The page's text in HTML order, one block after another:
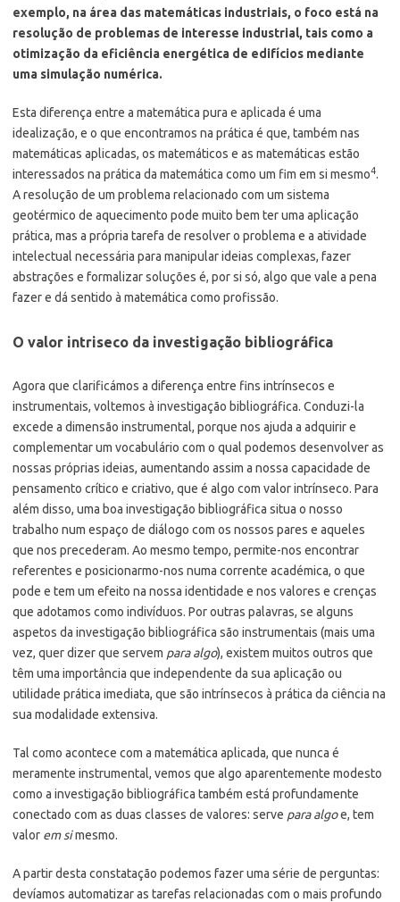
exemplo, na área das matemáticas industriais, o foco está na
resolução de problemas de interesse industrial, tais como a
otimização da eficiência energética de edifícios mediante
uma simulação numérica.
Esta diferença entre a matemática pura e aplicada é uma
idealização, e o que encontramos na prática é que, também nas
matemáticas aplicadas, os matemáticos e as matemáticas estão
interessados na prática da matemática como um fim em si mesmo4.
A resolução de um problema relacionado com um sistema
geotérmico de aquecimento pode muito bem ter uma aplicação
prática, mas a própria tarefa de resolver o problema e a atividade
intelectual necessária para manipular ideias complexas, fazer
abstrações e formalizar soluções é, por si só, algo que vale a pena
fazer e dá sentido à matemática como profissão.
O valor intriseco da investigação bibliográfica
Agora que clarificámos a diferença entre fins intrínsecos e
instrumentais, voltemos à investigação bibliográfica. Conduzi-la
excede a dimensão instrumental, porque nos ajuda a adquirir e
complementar um vocabulário com o qual podemos desenvolver as
nossas próprias ideias, aumentando assim a nossa capacidade de
pensamento crítico e criativo, que é algo com valor intrínseco. Para
além disso, uma boa investigação bibliográfica situa o nosso
trabalho num espaço de diálogo com os nossos pares e aqueles
que nos precederam. Ao mesmo tempo, permite-nos encontrar
referentes e posicionarmo-nos numa corrente académica, o que
pode e tem um efeito na nossa identidade e nos valores e crenças
que adotamos como indivíduos. Por outras palavras, se alguns
aspetos da investigação bibliográfica são instrumentais (mais uma
vez, quer dizer que servem para algo), existem muitos outros que
têm uma importância que independente da sua aplicação ou
utilidade prática imediata, que são intrínsecos à prática da ciência na
sua modalidade extensiva.
Tal como acontece com a matemática aplicada, que nunca é
meramente instrumental, vemos que algo aparentemente modesto
como a investigação bibliográfica também está profundamente
conectado com as duas classes de valores: serve para algoe, tem
valor em simesmo.
A partir desta constatação podemos fazer uma série de perguntas:
devíamos automatizar as tarefas relacionadas com o mais profundo